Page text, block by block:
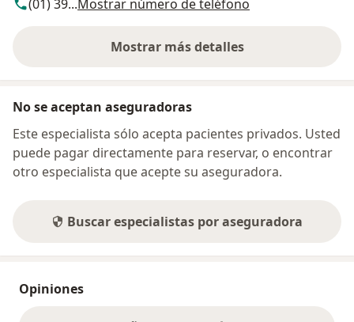
(01) 39...Mostrar número de teléfono
Mostrar más detalles
sobre la dirección
No se aceptan aseguradoras
Este especialista sólo acepta pacientes privados. Usted
puede pagar directamente para reservar, o encontrar
otro especialista que acepte su aseguradora.
Buscar especialistas por aseguradora
Opiniones